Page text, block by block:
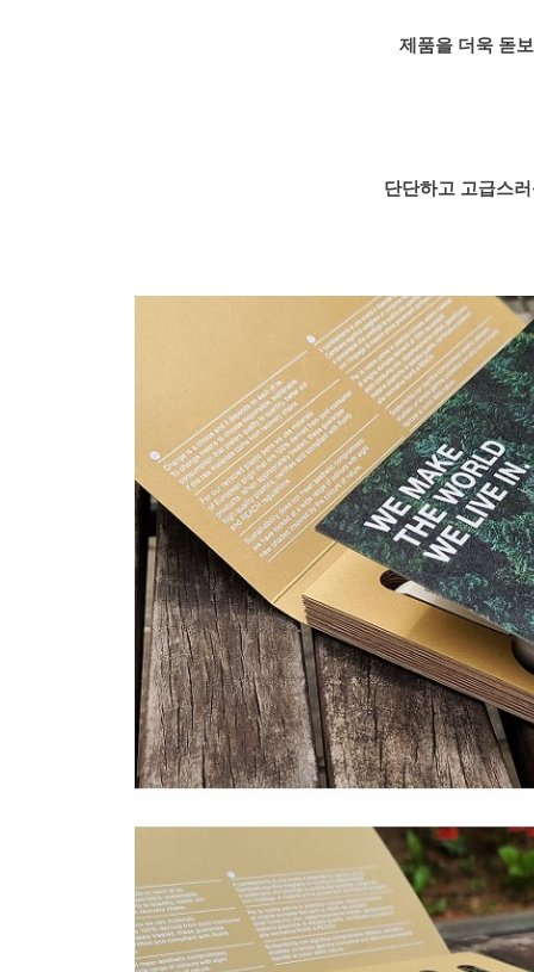
제품을 더욱 돋
단단하고 고급스